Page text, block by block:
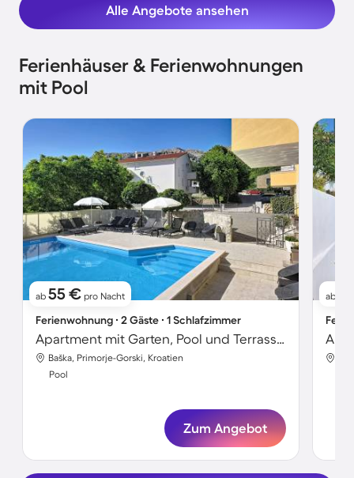
Alle Angebote ansehen
Ferienhäuser & Ferienwohnungen
mit Pool
ab 55 € pro Nacht
Ferienwohnung ∙ 2 Gäste ∙ 1 Schlafzimmer
Apartment mit Garten, Pool und Terrasse | Neben dem Strand
Baška, Primorje-Gorski, Kroatien
Pool
Zum Angebot
ab